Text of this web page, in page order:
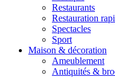
Restaurants
Restauration
Spectacles
Sport
Maison & décoration
Ameublement
Antiquités &